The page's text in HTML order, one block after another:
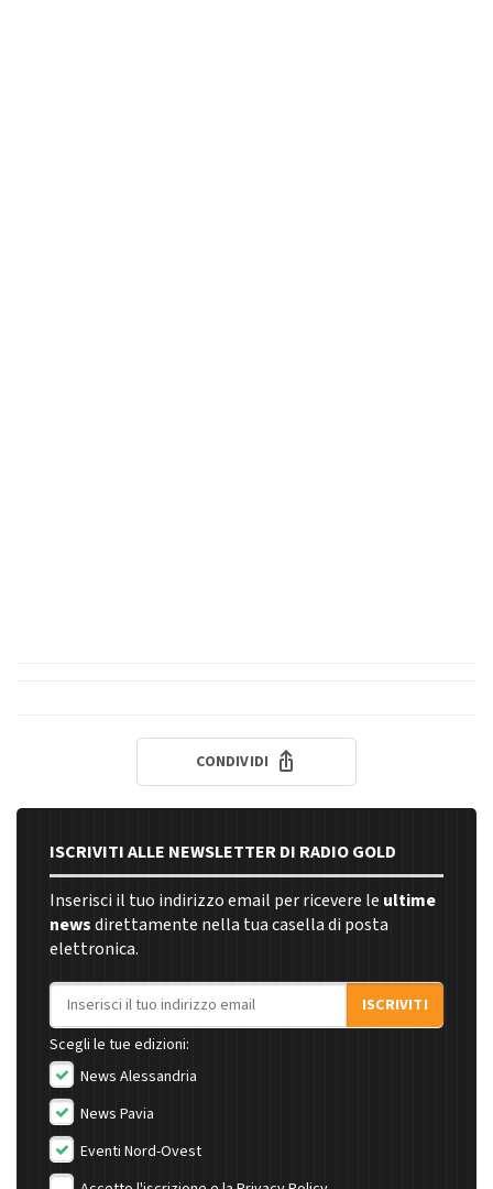
CONDIVIDI
ISCRIVITI ALLE NEWSLETTER DI RADIO GOLD
Inserisci il tuo indirizzo email per ricevere le ultime
newsdirettamente nella tua casella di posta
elettronica.
Indirizzo email
ISCRIVITI
Scegli le tue edizioni:
News Alessandria
News Pavia
Eventi Nord-Ovest